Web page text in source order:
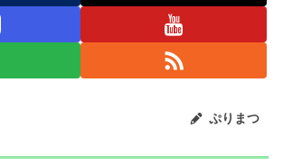
ぷりまつ